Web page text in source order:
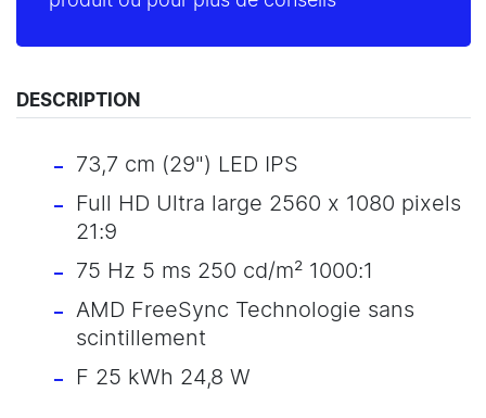
DESCRIPTION
73,7 cm (29") LED IPS
Full HD Ultra large 2560 x 1080 pixels
21:9
75 Hz 5 ms 250 cd/m² 1000:1
AMD FreeSync Technologie sans
scintillement
F 25 kWh 24,8 W